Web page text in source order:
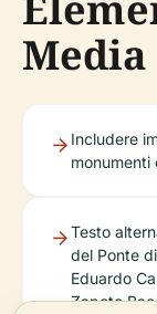
Media
Includere
monumenti
Testo
del Ponte
Eduardo
Zapote